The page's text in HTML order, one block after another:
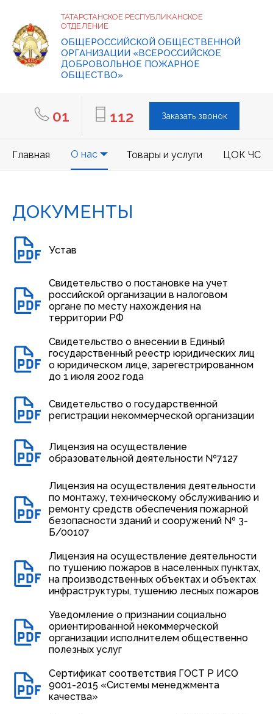
ТАТАРСТАНСКОЕ РЕСПУБЛИКАНСКОЕ
ОТДЕЛЕНИЕ
ОБЩЕРОССИЙСКОЙ ОБЩЕСТВЕННОЙ
ОРГАНИЗАЦИИ «ВСЕРОССИЙСКОЕ
ДОБРОВОЛЬНОЕ ПОЖАРНОЕ
ОБЩЕСТВО»
01 112 Заказать звонок
Главная О нас Товары и услуги ЦОК ЧС
ДОКУМЕНТЫ
Устав
Свидетельство о постановке на учет
российской организации в налоговом
органе по месту нахождения на
территории РФ
Свидетельство о внесении в Единый
государственный реестр юридических лиц
о юридическом лице, зарегестрированном
до 1 июля 2002 года
Свидетельство о государственной
регистрации некоммерческой организации
Лицензия на осуществление
образовательной деятельности №7127
Лицензия на осуществления деятельности
по монтажу, техническому обслуживанию и
ремонту средств обеспечения пожарной
безопасности зданий и сооружений № 3-
Б/00107
Лицензия на осуществление деятельности
по тушению пожаров в населенных пунктах,
на производственных объектах и объектах
инфраструктуры, тушению лесных пожаров
Уведомление о признании социально
ориентированной некоммерческой
организации исполнителем общественно
полезных услуг
Сертификат соответствия ГОСТ Р ИСО
9001-2015 «Системы менеджмента
качества»